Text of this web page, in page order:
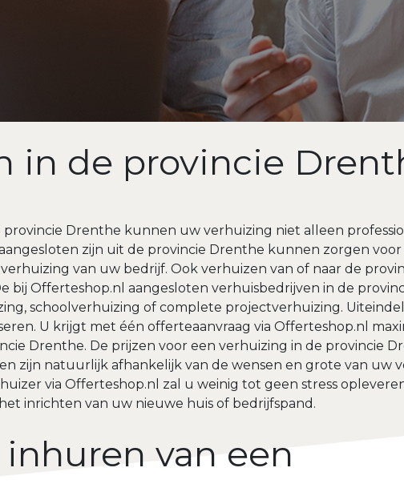
in de provincie
Drenthe kunnen uw verhuizing niet alleen
zijn uit de provincie Drenthe kunnen zorgen
van uw bedrijf. Ook verhuizen van of naar de
Offerteshop.nl aangesloten verhuisbedrijven in de
schoolverhuizing of complete projectverhuizing.
U krijgt met één offerteaanvraag via Offerteshop.nl
Drenthe. De prijzen voor een verhuizing in de provincie
zijn natuurlijk afhankelijk van de wensen en grote van uw
via Offerteshop.nl zal u weinig tot geen stress
inrichten van uw nieuwe huis of bedrijfspand.
van een